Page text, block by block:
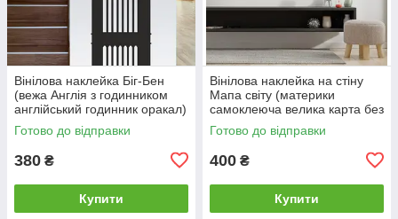
Вінілова наклейка Біг-Бен
(вежа Англія з годинником
англійський годинник оракал)
матова 250х1600 мм
Готово до відправки
380 ₴
Купити
Вінілова наклейка на стіну
Мапа світу (материки
самоклеюча велика карта без
тексту) матова 1200х630 мм
Готово до відправки
400 ₴
Купити